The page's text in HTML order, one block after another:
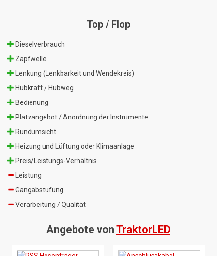
Top / Flop
Dieselverbrauch
Zapfwelle
Lenkung (Lenkbarkeit und Wendekreis)
Hubkraft / Hubweg
Bedienung
Platzangebot / Anordnung der Instrumente
Rundumsicht
Heizung und Lüftung oder Klimaanlage
Preis/Leistungs-Verhältnis
Leistung
Gangabstufung
Verarbeitung / Qualität
Angebote von TraktorLED